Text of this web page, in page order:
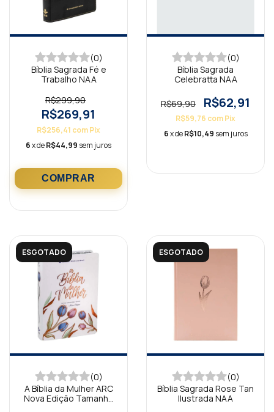
(0)
Bíblia Sagrada Fé e
Trabalho NAA
R$299,90
R$269,91
R$256,41 comPix
6x deR$44,99 sem juros
(0)
Bíblia Sagrada
Celebratta NAA
R$69,90 R$62,91
R$59,76 comPix
6x deR$10,49 sem juros
ESGOTADO
(0)
A Bíblia da Mulher ARC
Nova Edição Tamanho
ESGOTADO
(0)
Bíblia Sagrada Rose Tan
Ilustrada NAA